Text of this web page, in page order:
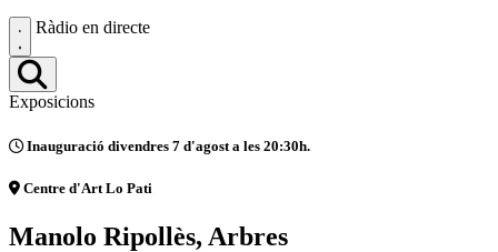
Ràdio en directe
Exposicions
Inauguració divendres 7 d'agost a les 20:30h.
Centre d'Art Lo Pati
Manolo Ripollès, Arbres